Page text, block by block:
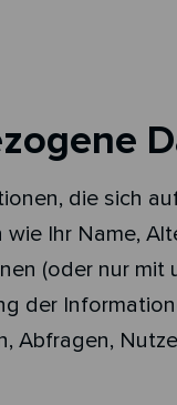
die sich
Ihr Name,
(oder nur
der
Abfragen,